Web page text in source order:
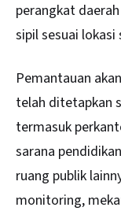
perangkat
sipil sesuai lokasi
Pemantauan
telah ditetapkan
termasuk
sarana
ruang publik
monitoring,